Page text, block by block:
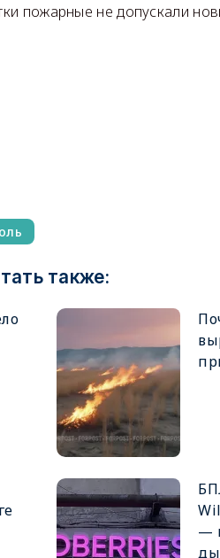
пожарные не допускали
также:
—